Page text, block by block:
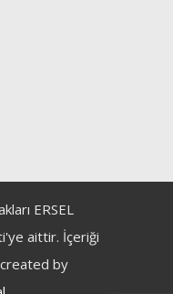
ERSEL
aittir. İçeriği
created by